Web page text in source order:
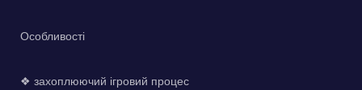
Особливості
❖ захоплюючий ігровий процес